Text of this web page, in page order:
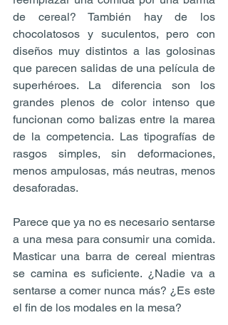
de cereal? También hay de los
chocolatosos y suculentos, pero con
diseños muy distintos a las golosinas
que parecen salidas de una película de
superhéroes. La diferencia son los
grandes plenos de color intenso que
funcionan como balizas entre la marea
de la competencia. Las tipografías de
rasgos simples, sin deformaciones,
menos ampulosas, más neutras, menos
desaforadas.
Parece que ya no es necesario sentarse
a una mesa para consumir una comida.
Masticar una barra de cereal mientras
se camina es suficiente. ¿Nadie va a
sentarse a comer nunca más? ¿Es este
el fin de los modales en la mesa?